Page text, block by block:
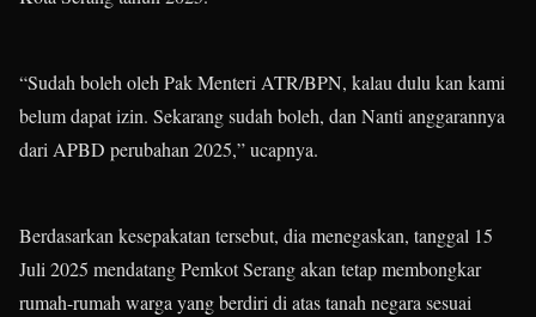
“Sudah boleh oleh Pak Menteri ATR/BPN, kalau dulu kan kami
belum dapat izin. Sekarang sudah boleh, dan Nanti anggarannya
dari APBD perubahan 2025,” ucapnya.
Berdasarkan kesepakatan tersebut, dia menegaskan, tanggal 15
Juli 2025 mendatang Pemkot Serang akan tetap membongkar
rumah-rumah warga yang berdiri di atas tanah negara sesuai